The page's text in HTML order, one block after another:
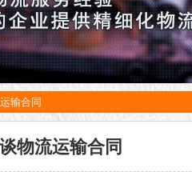
输合同
物流运输合同